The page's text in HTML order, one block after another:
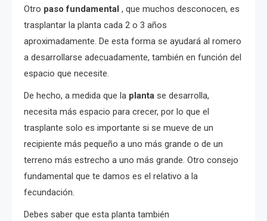
Otro paso fundamental , que muchos desconocen, es
trasplantar la planta cada 2 o 3 años
aproximadamente. De esta forma se ayudará al romero
a desarrollarse adecuadamente, también en función del
espacio que necesite.
De hecho, a medida que la planta se desarrolla,
necesita más espacio para crecer, por lo que el
trasplante solo es importante si se mueve de un
recipiente más pequeño a uno más grande o de un
terreno más estrecho a uno más grande. Otro consejo
fundamental que te damos es el relativo a la
fecundación.
Debes saber que esta planta también